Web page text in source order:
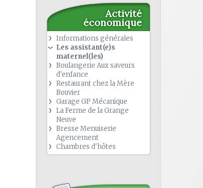
Activité
économique
Informations générales
Les assistant(e)s
maternel(les)
Boulangerie Aux saveurs
d'enfance
Restaurant chez la Mère
Bouvier
Garage GP Mécanique
La Ferme de la Grange
Neuve
Bresse Menuiserie
Agencement
Chambres d'hôtes